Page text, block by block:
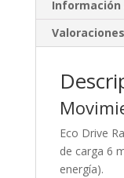
Información
Eco Drive
de carga 6
energía).